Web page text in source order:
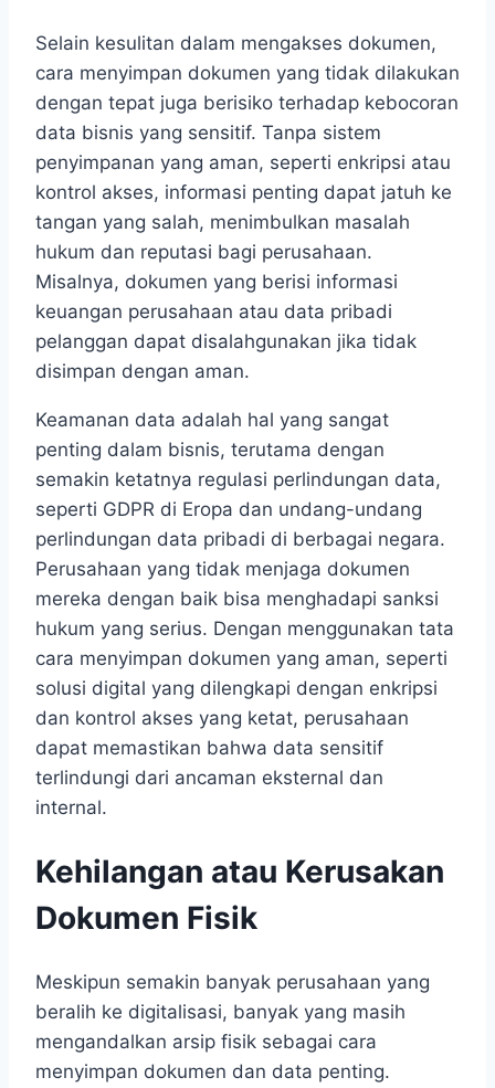
Selain kesulitan dalam mengakses dokumen,
cara menyimpan dokumen yang tidak dilakukan
dengan tepat juga berisiko terhadap kebocoran
data bisnis yang sensitif. Tanpa sistem
penyimpanan yang aman, seperti enkripsi atau
kontrol akses, informasi penting dapat jatuh ke
tangan yang salah, menimbulkan masalah
hukum dan reputasi bagi perusahaan.
Misalnya, dokumen yang berisi informasi
keuangan perusahaan atau data pribadi
pelanggan dapat disalahgunakan jika tidak
disimpan dengan aman.
Keamanan data adalah hal yang sangat
penting dalam bisnis, terutama dengan
semakin ketatnya regulasi perlindungan data,
seperti GDPR di Eropa dan undang-undang
perlindungan data pribadi di berbagai negara.
Perusahaan yang tidak menjaga dokumen
mereka dengan baik bisa menghadapi sanksi
hukum yang serius. Dengan menggunakan tata
cara menyimpan dokumen yang aman, seperti
solusi digital yang dilengkapi dengan enkripsi
dan kontrol akses yang ketat, perusahaan
dapat memastikan bahwa data sensitif
terlindungi dari ancaman eksternal dan
internal.
Kehilangan atau Kerusakan
Dokumen Fisik
Meskipun semakin banyak perusahaan yang
beralih ke digitalisasi, banyak yang masih
mengandalkan arsip fisik sebagai cara
menyimpan dokumen dan data penting.